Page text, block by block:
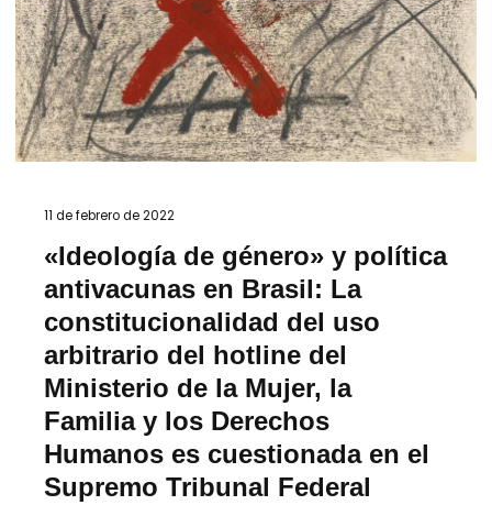
11 de febrero de 2022
«Ideología de género» y política
antivacunas en Brasil: La
constitucionalidad del uso
arbitrario del hotline del
Ministerio de la Mujer, la
Familia y los Derechos
Humanos es cuestionada en el
Supremo Tribunal Federal